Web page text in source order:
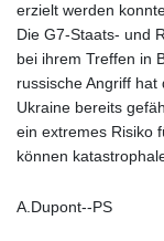
erzielt werden
Die G7-Staats- und
bei ihrem Treffen in
russische Angriff
Ukraine bereits
ein extremes Risiko
können
A.Dupont--PS